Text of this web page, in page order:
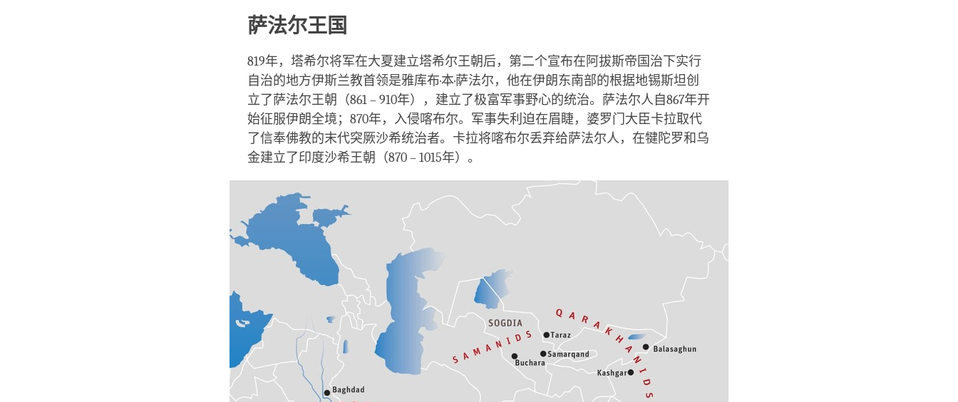
萨法尔王国
819年，塔希尔将军在大夏建立塔希尔王朝后，第二个宣布在阿拔斯帝国治下实行
自治的地方伊斯兰教首领是雅库布·本·萨法尔，他在伊朗东南部的根据地锡斯坦创
立了萨法尔王朝（861 – 910年），建立了极富军事野心的统治。萨法尔人自867年开
始征服伊朗全境；870年，入侵喀布尔。军事失利迫在眉睫，婆罗门大臣卡拉取代
了信奉佛教的末代突厥沙希统治者。卡拉将喀布尔丢弃给萨法尔人，在犍陀罗和乌
金建立了印度沙希王朝（870 – 1015年）。